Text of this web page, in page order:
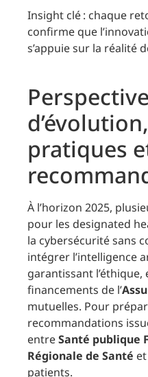
Insight clé : chaque
confirme que
s’appuie sur la réalité
pratiques
À l’horizon 2025,
pour les designated
la cybersécurité sans
intégrer l’intelligence
garantissant
financements de l’
mutuelles. Pour
recommandations
entreSanté publique
Régionale de Santé
patients.